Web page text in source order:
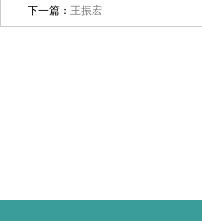
下一篇： 王振宏